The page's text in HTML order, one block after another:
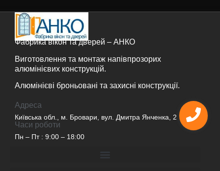
Фабрика вікон та дверей – AНКО
Виготовлення та монтаж напівпрозорих
алюмінієвих конструкцій.
Алюмінієві броньовані та захисні конструкції.
Адреса
Київська обл., м. Бровари, вул. Дмитра Янченка, 2
Часи роботи
Пн – Пт : 9:00 – 18:00